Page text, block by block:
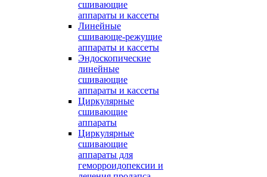
сшивающие
аппараты и кассеты
Линейные
сшивающе-режущие
аппараты и кассеты
Эндоскопические
линейные
сшивающие
аппараты и кассеты
Циркулярные
сшивающие
аппараты
Циркулярные
сшивающие
аппараты для
геморроидопексии и